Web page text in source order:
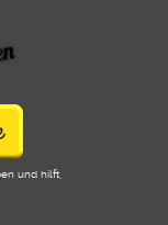
und hilft,